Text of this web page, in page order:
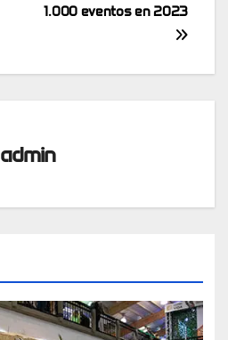
1.000 eventos en 2023
admin